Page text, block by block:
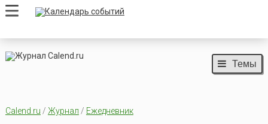
Темы
Calend.ru / Журнал / Ежедневник